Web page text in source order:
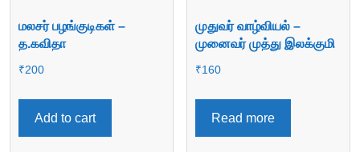
மலசர் பழங்குடிகள் –
த.கவிதா
₹200
Add to cart
முதுவர் வாழ்வியல் –
முனைவர் முத்து இலக்குமி
₹160
Read more